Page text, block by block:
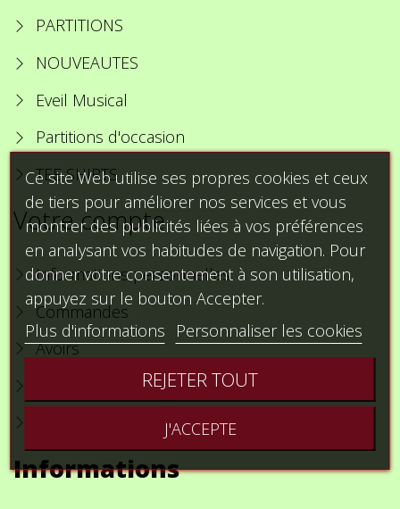
PARTITIONS
NOUVEAUTES
Eveil Musical
Partitions d'occasion
TEE SHIRTS
Votre compte
Informations personnelles
Commandes
Avoirs
Bons de réduction
Informations
Ce site Web utilise ses propres cookies et ceux
de tiers pour améliorer nos services et vous
montrer des publicités liées à vos préférences
en analysant vos habitudes de navigation. Pour
donner votre consentement à son utilisation,
appuyez sur le bouton Accepter.
Plus d'informations
Personnaliser les cookies
REJETER TOUT
J'ACCEPTE